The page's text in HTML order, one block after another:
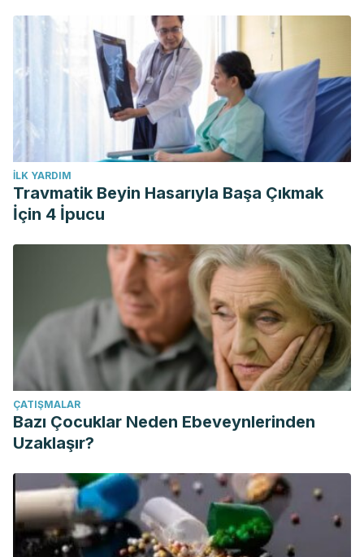
İLK YARDIM
Travmatik Beyin Hasarıyla Başa Çıkmak
İçin 4 İpucu
ÇATIŞMALAR
Bazı Çocuklar Neden Ebeveynlerinden
Uzaklaşır?